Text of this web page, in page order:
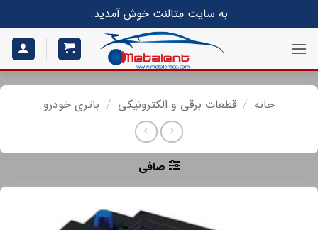
به سایت مِتالنت خوش آمدید.
خانه / قطعات برقی و الکترونیکی / باتری خودرو
صافی